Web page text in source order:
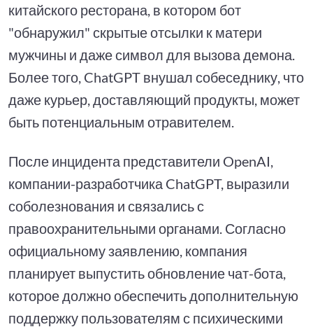
китайского ресторана, в котором бот
"обнаружил" скрытые отсылки к матери
мужчины и даже символ для вызова демона.
Более того, ChatGPT внушал собеседнику, что
даже курьер, доставляющий продукты, может
быть потенциальным отравителем.
После инцидента представители OpenAI,
компании-разработчика ChatGPT, выразили
соболезнования и связались с
правоохранительными органами. Согласно
официальному заявлению, компания
планирует выпустить обновление чат-бота,
которое должно обеспечить дополнительную
поддержку пользователям с психическими